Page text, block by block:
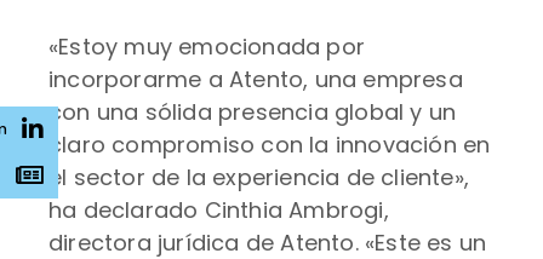
«Estoy muy emocionada por
incorporarme a Atento, una empresa
con una sólida presencia global y un
claro compromiso con la innovación en
el sector de la experiencia de cliente»,
ha declarado Cinthia Ambrogi,
directora jurídica de Atento. «Este es un